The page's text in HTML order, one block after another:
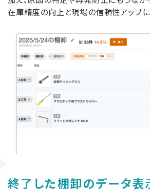
在庫精度の向上と現場の信頼性アップに
終了した棚卸のデータ表